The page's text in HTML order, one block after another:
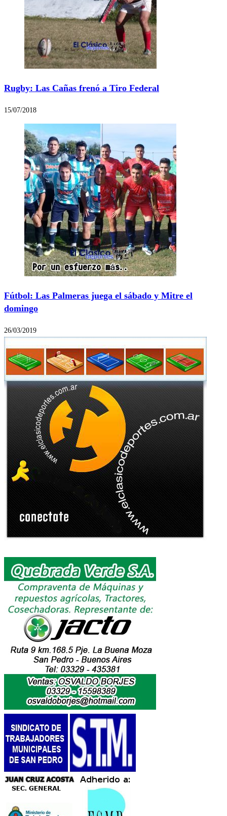
Rugby: Las Cañas frenó a Tiro Federal
15/07/2018
Fútbol: Las Palmeras juega el sábado y Mitre el
domingo
26/03/2019